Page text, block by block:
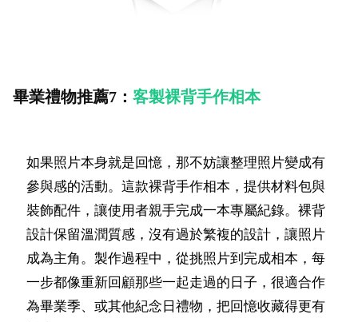
畢業禮物推薦7： 客製裸背手作相本
如果照片本身就是回憶，那不妨讓整理照片變成有
參與感的活動。這款裸背手作相本，提供材料包與
裝飾配件，讓使用者親手完成一本專屬紀錄。裸背
設計保留溫潤質感，沒有過於繁複的設計，讓照片
成為主角。製作過程中，從挑照片到完成相本，每
一步都像重新回顧那些一起走過的日子，很適合作
為畢業季、或其他紀念日禮物，把回憶收藏得更有